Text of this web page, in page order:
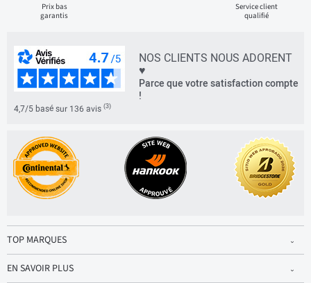
Prix bas
garantis
Service client
qualifié
NOS CLIENTS NOUS ADORENT
♥
Parce que votre satisfaction compte
!
4,7/5 basé sur 136 avis (3)
TOP MARQUES
EN SAVOIR PLUS